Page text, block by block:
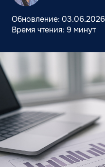
Обновление: 03.06.2026
Время чтения: 9 минут